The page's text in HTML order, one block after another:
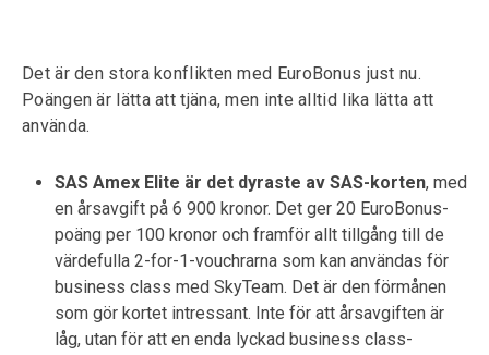
Det är den stora konflikten med EuroBonus just nu.
Poängen är lätta att tjäna, men inte alltid lika lätta att
använda.
SAS Amex Elite är det dyraste av SAS-korten, med
en årsavgift på 6 900 kronor. Det ger 20 EuroBonus-
poäng per 100 kronor och framför allt tillgång till de
värdefulla 2-for-1-vouchrarna som kan användas för
business class med SkyTeam. Det är den förmånen
som gör kortet intressant. Inte för att årsavgiften är
låg, utan för att en enda lyckad business class-